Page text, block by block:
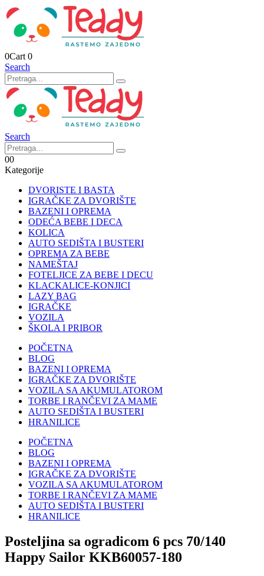
0Cart 0
Search
Search
00
Kategorije
DVORISTE I BASTA
IGRAČKE ZA DVORIŠTE
BAZENI I OPREMA
ODEĆA BEBE I DECA
KOLICA
AUTO SEDIŠTA I BUSTERI
OPREMA ZA BEBE
NAMEŠTAJ
FOTELJICE ZA BEBE I DECU
KLACKALICE-KONJICI
LAZY BAG
IGRAČKE
VOZILA
ŠKOLA I PRIBOR
POČETNA
BLOG
BAZENI I OPREMA
IGRAČKE ZA DVORIŠTE
VOZILA SA AKUMULATOROM
TORBE I RANČEVI ZA MAME
AUTO SEDIŠTA I BUSTERI
HRANILICE
POČETNA
BLOG
BAZENI I OPREMA
IGRAČKE ZA DVORIŠTE
VOZILA SA AKUMULATOROM
TORBE I RANČEVI ZA MAME
AUTO SEDIŠTA I BUSTERI
HRANILICE
Posteljina sa ogradicom 6 pcs 70/140
Happy Sailor KKB60057-180